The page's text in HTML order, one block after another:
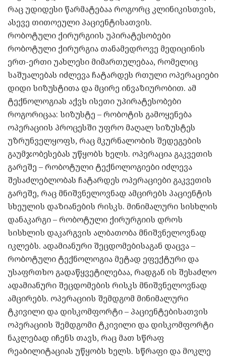
რაც უდიდესი წარმატებაა როგორც კლინიკისთვის,
ასევე თითოეული პაციენტისათვის.
რობოტული ქირურგიის უპირატესობები
რობოტული ქირურგია თანამედროვე მედიცინის
ერთ-ერთი უახლესი მიმართულებაა, რომელიც
საშუალებას იძლევა ჩატარდეს რთული ოპერაციები
დიდი სიზუსტითა და მცირე ინვაზიურობით. ამ
ტექნოლოგიას აქვს ისეთი უპირატესობები
როგორიცაა: სიზუსტე – რობოტის გამოყენება
ოპერაციის პროცესში უფრო მაღალ სიზუსტეს
უზრუნველყოფს, რაც მკურნალობის შედეგების
გაუმჯობესებას უწყობს ხელს. ოპერაცია გაკვეთის
გარეშე – რობოტული ტექნოლოგიები იძლევა
შესაძლებლობას ჩატარდეს ოპერაციები გაკვეთის
გარეშე, რაც მნიშვნელოვნად ამცირებს პაციენტის
სხეულის დაზიანების რისკს. მინიმალური სისხლის
დანაკარგი – რობოტული ქირურგიის დროს
სისხლის დაკარგვის ალბათობა მნიშვნელოვნად
იკლებს. ადამიანური შეცდომებისაგან დაცვა –
რობოტული ტექნოლოგია მეტად ეფექტური და
უსაფრთხო გადაწყვეტილებაა, რადგან ის შესაძლო
ადამიანური შეცდომების რისკს მნიშვნელოვნად
ამცირებს. ოპერაციის შემდგომ მინიმალური
ტკივილი და დისკომფორტი – პაციენტებისათვის
ოპერაციის შემდგომი ტკივილი და დისკომფორტი
ნაკლებად იჩენს თავს, რაც მათ სწრაფ
რეაბილიტაციას უწყობს ხელს. სწრაფი და მოკლე